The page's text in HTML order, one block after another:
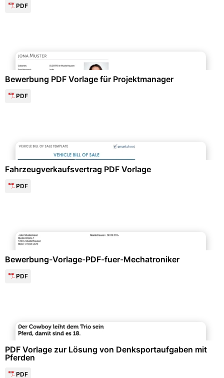
PDF
Bewerbung PDF Vorlage für Projektmanager
PDF
Fahrzeugverkaufsvertrag PDF Vorlage
PDF
Bewerbung-Vorlage-PDF-fuer-Mechatroniker
PDF
PDF Vorlage zur Lösung von Denksportaufgaben mit
Pferden
PDF